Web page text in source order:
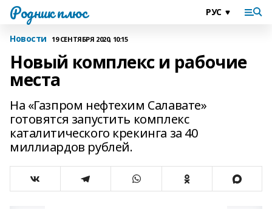
Родник плюс
Новости 19 СЕНТЯБРЯ 2020, 10:15
Новый комплекс и рабочие
места
На «Газпром нефтехим Салавате»
готовятся запустить комплекс
каталитического крекинга за 40
миллиардов рублей.